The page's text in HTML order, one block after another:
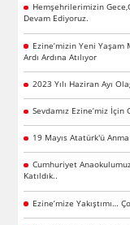
Hemşehrilerimizin
Devam Ediyoruz.
Ezine’mizin Yeni Yaşam
Ardı Ardına Atılıyor
2023 Yılı Haziran Ayı
Sevdamız Ezine’miz İçin
19 Mayıs Atatürk'ü
Cumhuriyet
Katıldık..
Ezine’mize Yakıştımı…